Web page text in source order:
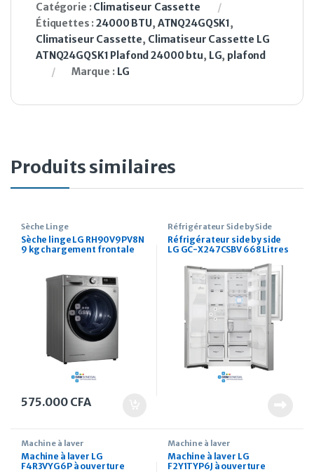
Catégorie :Climatiseur Cassette
Étiquettes :24000 BTU, ATNQ24GQSK1,
Climatiseur Cassette, Climatiseur Cassette LG
ATNQ24GQSK1 Plafond 24000 btu, LG, plafond
Marque : LG
Produits similaires
Sèche Linge
Sèche linge LG RH90V9PV8N
9 kg chargement frontale
575.000 CFA
Réfrigérateur Side by Side
Réfrigérateur side by side
LG GC-X247CSBV 668 Litres
glaçon intégré
Machine à laver
Machine à laver LG
F4R3VYG6P à ouverture
Machine à laver
Machine à laver LG
F2Y1TYP6J à ouverture